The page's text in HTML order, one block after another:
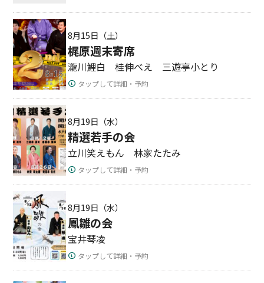
8月15日（土）
梶原週末寄席
瀧川鯉白 桂伸べえ 三遊亭小とり
タップして詳細・予約
8月19日（水）
精選若手の会
立川笑えもん 林家たたみ
タップして詳細・予約
8月19日（水）
鳳雛の会
宝井琴凌
タップして詳細・予約